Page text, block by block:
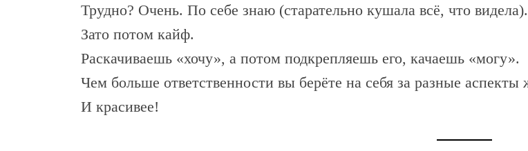
Трудно? Очень. По себе знаю (старательно кушала всё, что видела).
Зато потом кайф.
Раскачиваешь «хочу», а потом подкрепляешь его, качаешь «могу».
Чем больше ответственности вы берёте на себя за разные
И красивее!